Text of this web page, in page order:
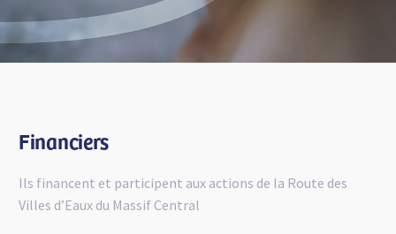
Financiers
Ils financent et participent aux actions de la Route des
Villes d’Eaux du Massif Central